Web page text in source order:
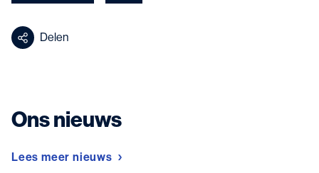
Delen
Ons nieuws
Lees meer nieuws